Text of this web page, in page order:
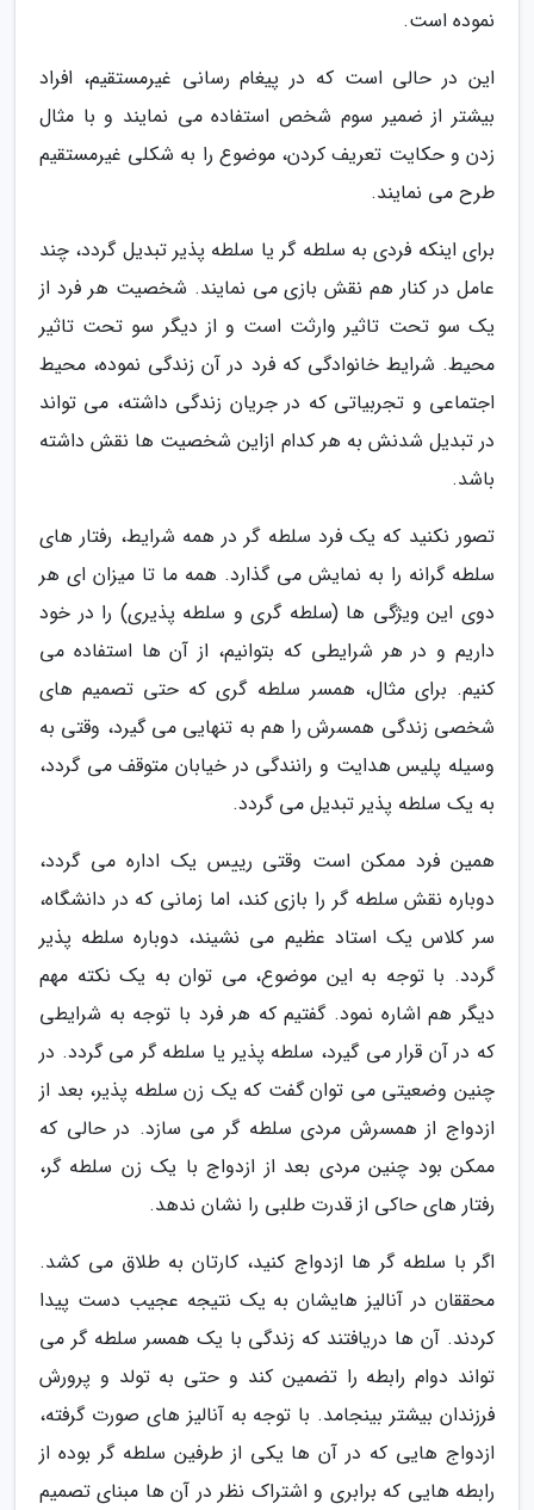
نموده است.
این در حالی است که در پیغام رسانی غیرمستقیم، افراد
بیشتر از ضمیر سوم شخص استفاده می نمایند و با مثال
زدن و حکایت تعریف کردن، موضوع را به شکلی غیرمستقیم
طرح می نمایند.
برای اینکه فردی به سلطه گر یا سلطه پذیر تبدیل گردد، چند
عامل در کنار هم نقش بازی می نمایند. شخصیت هر فرد از
یک سو تحت تاثیر وارثت است و از دیگر سو تحت تاثیر
محیط. شرایط خانوادگی که فرد در آن زندگی نموده، محیط
اجتماعی و تجربیاتی که در جریان زندگی داشته، می تواند
در تبدیل شدنش به هر کدام ازاین شخصیت ها نقش داشته
باشد.
تصور نکنید که یک فرد سلطه گر در همه شرایط، رفتار های
سلطه گرانه را به نمایش می گذارد. همه ما تا میزان ای هر
دوی این ویژگی ها (سلطه گری و سلطه پذیری) را در خود
داریم و در هر شرایطی که بتوانیم، از آن ها استفاده می
کنیم. برای مثال، همسر سلطه گری که حتی تصمیم های
شخصی زندگی همسرش را هم به تنهایی می گیرد، وقتی به
وسیله پلیس هدایت و رانندگی در خیابان متوقف می گردد،
به یک سلطه پذیر تبدیل می گردد.
همین فرد ممکن است وقتی رییس یک اداره می گردد،
دوباره نقش سلطه گر را بازی کند، اما زمانی که در دانشگاه،
سر کلاس یک استاد عظیم می نشیند، دوباره سلطه پذیر
گردد. با توجه به این موضوع، می توان به یک نکته مهم
دیگر هم اشاره نمود. گفتیم که هر فرد با توجه به شرایطی
که در آن قرار می گیرد، سلطه پذیر یا سلطه گر می گردد. در
چنین وضعیتی می توان گفت که یک زن سلطه پذیر، بعد از
ازدواج از همسرش مردی سلطه گر می سازد. در حالی که
ممکن بود چنین مردی بعد از ازدواج با یک زن سلطه گر،
رفتار های حاکی از قدرت طلبی را نشان ندهد.
اگر با سلطه گر ها ازدواج کنید، کارتان به طلاق می کشد.
محققان در آنالیز هایشان به یک نتیجه عجیب دست پیدا
کردند. آن ها دریافتند که زندگی با یک همسر سلطه گر می
تواند دوام رابطه را تضمین کند و حتی به تولد و پرورش
فرزندان بیشتر بینجامد. با توجه به آنالیز های صورت گرفته،
ازدواج هایی که در آن ها یکی از طرفین سلطه گر بوده از
رابطه هایی که برابری و اشتراک نظر در آن ها مبنای تصمیم